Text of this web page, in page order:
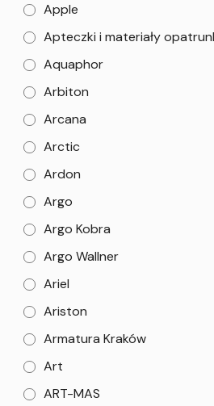
Apple
Apteczki i materiały
Aquaphor
Arbiton
Arcana
Arctic
Ardon
Argo
Argo Kobra
Argo Wallner
Ariel
Ariston
Armatura Kraków
Art
ART-MAS